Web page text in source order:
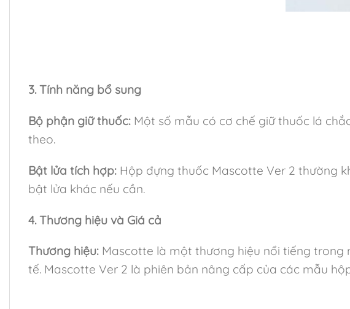
3. Tính năng bổ sung
Bộ phận giữ thuốc: Một số mẫu có cơ chế giữ thuốc lá
theo.
Bật lửa tích hợp: Hộp đựng thuốc Mascotte Ver 2 thường
bật lửa khác nếu cần.
4. Thương hiệu và Giá cả
Thương hiệu: Mascotte là một thương hiệu nổi tiếng trong
tế. Mascotte Ver 2 là phiên bản nâng cấp của các mẫu